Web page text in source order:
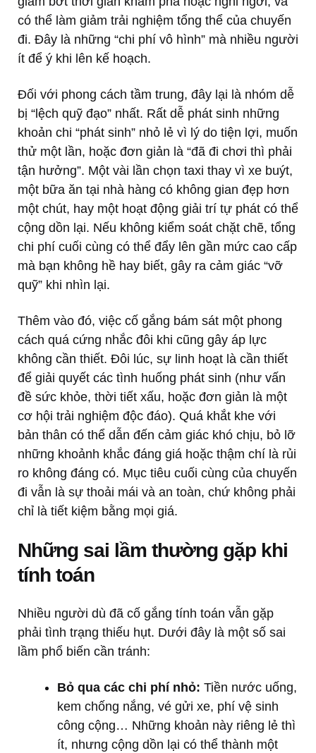
có thể làm giảm trải nghiệm tổng thể của chuyến
đi. Đây là những “chi phí vô hình” mà nhiều người
ít để ý khi lên kế hoạch.
Đối với phong cách tầm trung, đây lại là nhóm dễ
bị “lệch quỹ đạo” nhất. Rất dễ phát sinh những
khoản chi “phát sinh” nhỏ lẻ vì lý do tiện lợi, muốn
thử một lần, hoặc đơn giản là “đã đi chơi thì phải
tận hưởng”. Một vài lần chọn taxi thay vì xe buýt,
một bữa ăn tại nhà hàng có không gian đẹp hơn
một chút, hay một hoạt động giải trí tự phát có thể
cộng dồn lại. Nếu không kiểm soát chặt chẽ, tổng
chi phí cuối cùng có thể đẩy lên gần mức cao cấp
mà bạn không hề hay biết, gây ra cảm giác “vỡ
quỹ” khi nhìn lại.
Thêm vào đó, việc cố gắng bám sát một phong
cách quá cứng nhắc đôi khi cũng gây áp lực
không cần thiết. Đôi lúc, sự linh hoạt là cần thiết
để giải quyết các tình huống phát sinh (như vấn
đề sức khỏe, thời tiết xấu, hoặc đơn giản là một
cơ hội trải nghiệm độc đáo). Quá khắt khe với
bản thân có thể dẫn đến cảm giác khó chịu, bỏ lỡ
những khoảnh khắc đáng giá hoặc thậm chí là rủi
ro không đáng có. Mục tiêu cuối cùng của chuyến
đi vẫn là sự thoải mái và an toàn, chứ không phải
chỉ là tiết kiệm bằng mọi giá.
Những sai lầm thường gặp khi
tính toán
Nhiều người dù đã cố gắng tính toán vẫn gặp
phải tình trạng thiếu hụt. Dưới đây là một số sai
lầm phổ biến cần tránh:
Bỏ qua các chi phí nhỏ: Tiền nước uống,
kem chống nắng, vé gửi xe, phí vệ sinh
công cộng… Những khoản này riêng lẻ thì
ít, nhưng cộng dồn lại có thể thành một